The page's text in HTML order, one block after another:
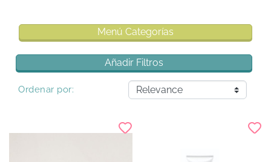
Menú Categorías
Añadir Filtros
Ordenar por: